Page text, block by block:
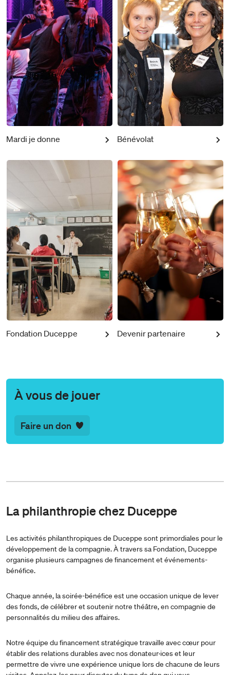
Mardi je donne Bénévolat
Fondation Duceppe Devenir partenaire
À vous de jouer
Faire un don
La philanthropie chez Duceppe
Les activités philanthropiques de Duceppe sont primordiales pour le
développement de la compagnie. À travers sa Fondation, Duceppe
organise plusieurs campagnes de financement et événements-
bénéfice.
Chaque année, la soirée-bénéfice est une occasion unique de lever
des fonds, de célébrer et soutenir notre théâtre, en compagnie de
personnalités du milieu des affaires.
Notre équipe du financement stratégique travaille avec cœur pour
établir des relations durables avec nos donateur·ices et leur
permettre de vivre une expérience unique lors de chacune de leurs